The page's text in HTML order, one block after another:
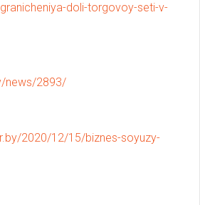
doli-torgovoy-seti-v-
news/2893/
2020/12/15/biznes-soyuzy-